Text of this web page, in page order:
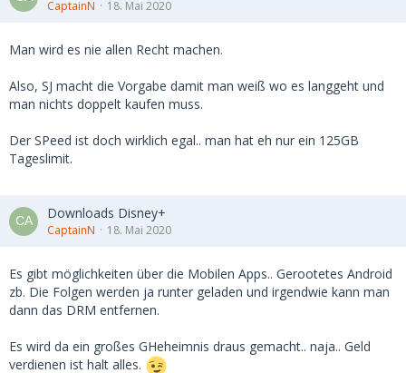
CaptainN 18. Mai 2020
Man wird es nie allen Recht machen.
Also, SJ macht die Vorgabe damit man weiß wo es langgeht und
man nichts doppelt kaufen muss.
Der SPeed ist doch wirklich egal.. man hat eh nur ein 125GB
Tageslimit.
Downloads Disney+
CaptainN 18. Mai 2020
Es gibt möglichkeiten über die Mobilen Apps.. Gerootetes Android
zb. Die Folgen werden ja runter geladen und irgendwie kann man
dann das DRM entfernen.
Es wird da ein großes GHeheimnis draus gemacht.. naja.. Geld
verdienen ist halt alles.